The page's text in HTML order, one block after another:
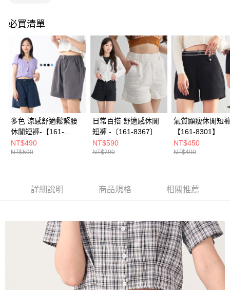
每筆NT$100，滿NT$1,899(含以上)免運費
必買清單
多色 涼感舒適鬆緊腰
休閒短褲-【161-
7616】
NT$490
NT$590
日常百搭 舒適感休閒
短褲 -〔161-8367〕
NT$590
NT$790
氣質顯瘦休閒短
【161-8301】
NT$450
NT$490
詳細說明 商品規格 相關推薦